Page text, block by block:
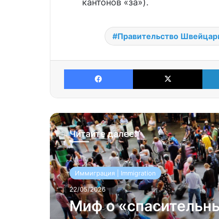
кантонов «за»).
Правительство
Facebook X
Читайте далее:
Иммиграция | Immigration
22/05/2026
Миф о